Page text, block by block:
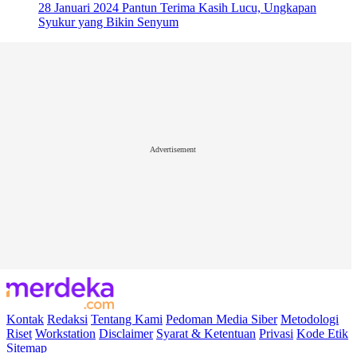
28 Januari 2024 Pantun Terima Kasih Lucu, Ungkapan
Syukur yang Bikin Senyum
Advertisement
Kontak Redaksi Tentang Kami Pedoman Media Siber Metodologi
Riset Workstation Disclaimer Syarat & Ketentuan Privasi Kode Etik
Sitemap